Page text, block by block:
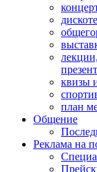
квизы
план
Общение
Реклама на